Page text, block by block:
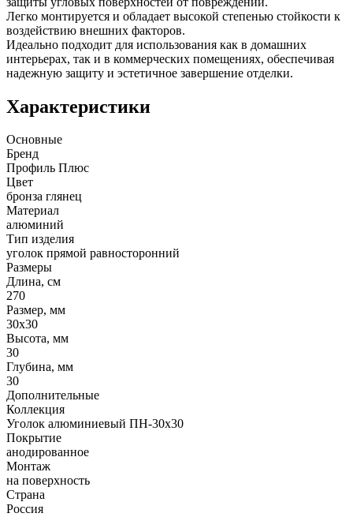
Легко монтируется и обладает высокой степенью стойкости к
воздействию внешних факторов.
Идеально подходит для использования как в домашних
интерьерах, так и в коммерческих помещениях, обеспечивая
надежную защиту и эстетичное завершение отделки.
Характеристики
Основные
Бренд
Профиль Плюс
Цвет
бронза глянец
Материал
алюминий
Тип изделия
уголок прямой равносторонний
Размеры
Длина, см
270
Размер, мм
30х30
Высота, мм
30
Глубина, мм
30
Дополнительные
Коллекция
Уголок алюминиевый ПН-30х30
Покрытие
анодированное
Монтаж
на поверхность
Страна
Россия